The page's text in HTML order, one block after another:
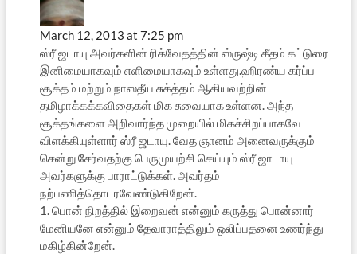
March 12, 2013 at 7:25 pm
ஸ்ரீ ஜடாயு அவர்களின் ரிக்வேதத்தின் ஸ்ருஷ்டி கீதம் கட்டுரை
இனிமையாகவும் எளிமையாகவும் உள்ளது.ஹிரண்ய கர்ப்ப
சூக்தம் மற்றும் நாஸதீய சுக்த்தம் ஆகியவற்றின்
தமிழாக்கக்கவிதைகள் மிக சுவையாக உள்ளன. அந்த
சூக்தங்களை அறிவார்ந்த முறையில் மிகச்சிறப்பாகவே
விளக்கியுள்ளார் ஸ்ரீ ஜடாயு. வேத ஞானம் அனைவருக்கும்
சென்று சேர்வதற்கு பெருமுயற்சி செய்யும் ஸ்ரீ ஜாடாயு
அவர்களுக்கு பாராட்டுக்கள். அவர்தம்
நற்பணித்தொடரவேண்டுகிறேன்.
1. பொன் நிறத்தில் இறைவன் என்னும் கருத்து பொன்னார்
மேனியனே என்னும் தேவாராத்திலும் ஒலிப்பதனை உணர்ந்து
மகிழ்கின்றேன்.